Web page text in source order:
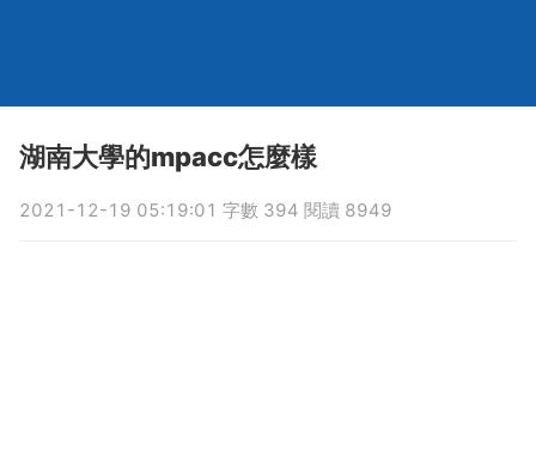
湖南大學的mpacc怎麼樣
2021-12-19 05:19:01 字數 394 閱讀 8949